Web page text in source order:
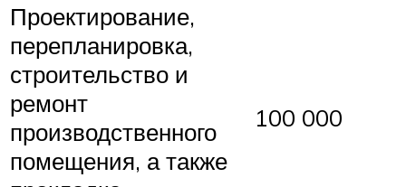
Проектирование,
перепланировка,
строительство и
ремонт
производственного
помещения, а также
100 000